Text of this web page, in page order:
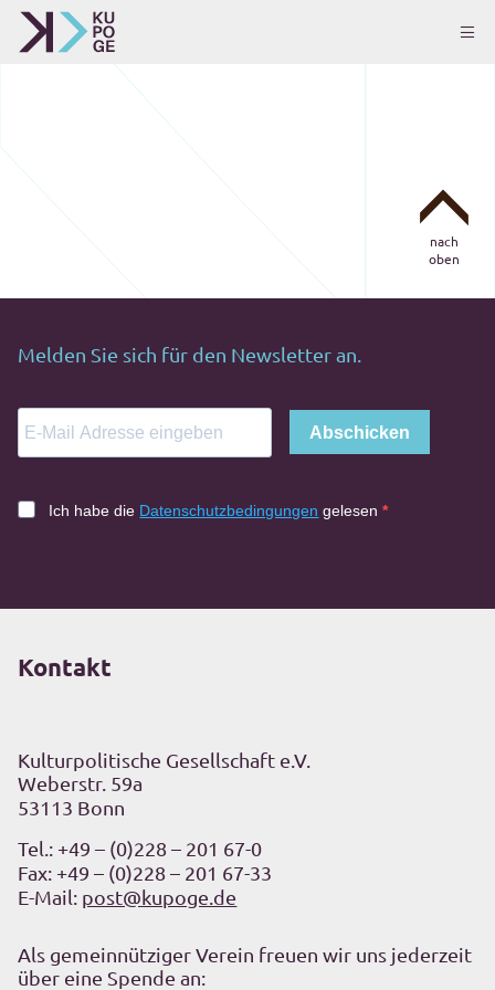
nach
oben
Melden Sie sich für den Newsletter an.
Abschicken
Ich habe die Datenschutzbedingungen gelesen
Kontakt
Kulturpolitische Gesellschaft e.V.
Weberstr. 59a
53113 Bonn
Tel.: +49 – (0)228 – 201 67-0
Fax: +49 – (0)228 – 201 67-33
E-Mail: post@kupoge.de
Als gemeinnütziger Verein freuen wir uns jederzeit
über eine Spende an: